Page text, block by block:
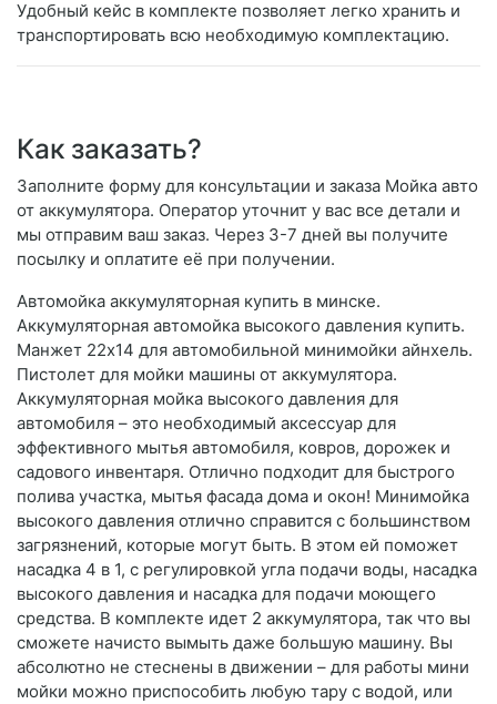
Удобный кейс в комплекте позволяет легко хранить и
транспортировать всю необходимую комплектацию.
Как заказать?
Заполните форму для консультации и заказа Мойка авто
от аккумулятора. Оператор уточнит у вас все детали и
мы отправим ваш заказ. Через 3-7 дней вы получите
посылку и оплатите её при получении.
Автомойка аккумуляторная купить в минске.
Аккумуляторная автомойка высокого давления купить.
Манжет 22х14 для автомобильной минимойки айнхель.
Пистолет для мойки машины от аккумулятора.
Аккумуляторная мойка высокого давления для
автомобиля – это необходимый аксессуар для
эффективного мытья автомобиля, ковров, дорожек и
садового инвентаря. Отлично подходит для быстрого
полива участка, мытья фасада дома и окон! Минимойка
высокого давления отлично справится с большинством
загрязнений, которые могут быть. В этом ей поможет
насадка 4 в 1, с регулировкой угла подачи воды, насадка
высокого давления и насадка для подачи моющего
средства. В комплекте идет 2 аккумулятора, так что вы
сможете начисто вымыть даже большую машину. Вы
абсолютно не стеснены в движении – для работы мини
мойки можно приспособить любую тару с водой, или